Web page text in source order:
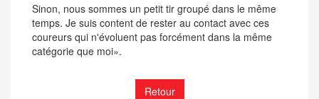
Sinon, nous sommes un petit tir groupé dans le même
temps. Je suis content de rester au contact avec ces
coureurs qui n'évoluent pas forcément dans la même
catégorie que moi».
Retour